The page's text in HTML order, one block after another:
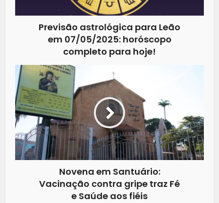
Previsão astrológica para Leão
em 07/05/2025: horóscopo
completo para hoje!
Novena em Santuário:
Vacinação contra gripe traz Fé
e Saúde aos fiéis